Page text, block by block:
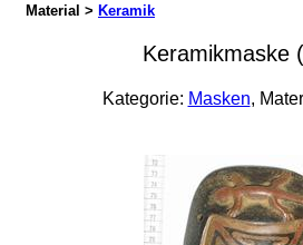
Material > Keramik
Keramikmaske
Kategorie: Masken,